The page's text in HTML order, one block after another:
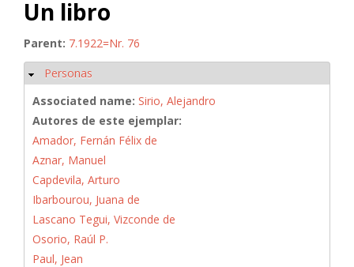
Un libro
Parent: 7.1922=Nr. 76
Ocultar
Personas
Associated name: Sirio, Alejandro
Autores de este ejemplar:
Amador, Fernán Félix de
Aznar, Manuel
Capdevila, Arturo
Ibarbourou, Juana de
Lascano Tegui, Vizconde de
Osorio, Raúl P.
Paul, Jean